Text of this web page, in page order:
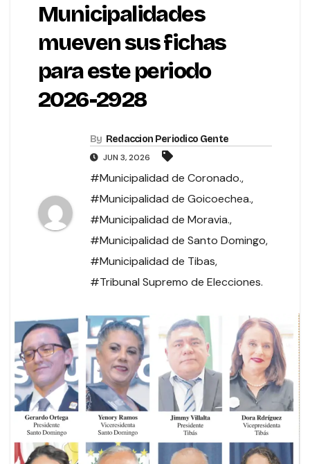
Municipalidades
mueven sus fichas
para este periodo
2026-2928
By Redaccion Periodico Gente
JUN 3, 2026
#Municipalidad de Coronado.,
#Municipalidad de Goicoechea.,
#Municipalidad de Moravia.,
#Municipalidad de Santo Domingo,
#Municipalidad de Tibas,
#Tribunal Supremo de Elecciones.